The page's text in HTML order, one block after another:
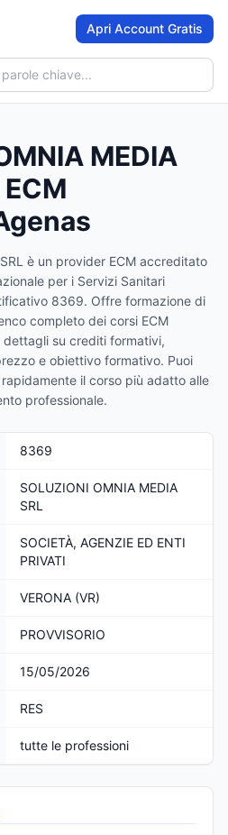
Apri Account Gratis
MEDIA
è un provider ECM accreditato
per i Servizi Sanitari
8369. Offre formazione di
completo dei corsi ECM
su crediti formativi,
e obiettivo formativo. Puoi
il corso più adatto alle
professionale.
8369
SOLUZIONI OMNIA MEDIA
SRL
SOCIETÀ, AGENZIE ED ENTI
PRIVATI
VERONA (VR)
PROVVISORIO
15/05/2026
RES
tutte le professioni